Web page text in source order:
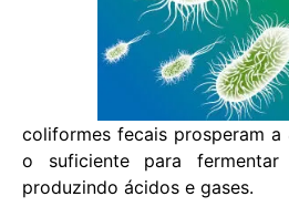
coliformes fecais prosperam
o suficiente para fermentar
produzindo ácidos e gases.